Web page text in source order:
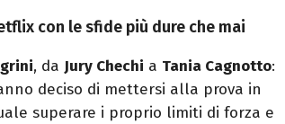
con le sfide più dure che mai
, da Jury Chechi a Tania Cagnotto:
deciso di mettersi alla prova in
superare i proprio limiti di forza e